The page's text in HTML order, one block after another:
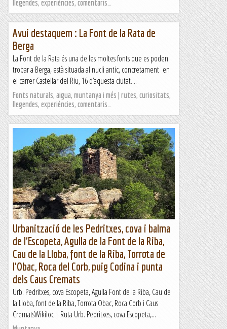
llegendes, experiències, comentaris…
Avui destaquem : La Font de la Rata de
Berga
La Font de la Rata és una de les moltes fonts que es poden
trobar a Berga, està situada al nucli antic, concretament en
el carrer Castellar del Riu, 16 d’aquesta ciutat....
Fonts naturals, aigua, muntanya i més | rutes, curiositats,
llegendes, experiències, comentaris…
Urbanització de les Pedritxes, cova i balma
de l'Escopeta, Agulla de la Font de la Riba,
Cau de la Lloba, font de la Riba, Torrota de
l'Obac, Roca del Corb, puig Codina i punta
dels Caus Cremats
Urb. Pedritxes, cova Escopeta, Agulla Font de la Riba, Cau de
la Lloba, font de la Riba, Torrota Obac, Roca Corb i Caus
CrematsWikiloc | Ruta Urb. Pedritxes, cova Escopeta,...